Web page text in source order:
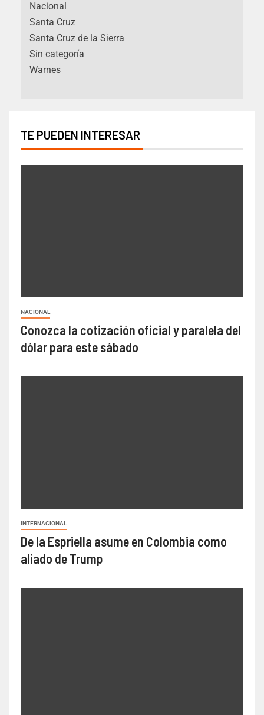
Nacional
Santa Cruz
Santa Cruz de la Sierra
Sin categoría
Warnes
TE PUEDEN INTERESAR
NACIONAL
Conozca la cotización oficial y paralela del
dólar para este sábado
INTERNACIONAL
De la Espriella asume en Colombia como
aliado de Trump